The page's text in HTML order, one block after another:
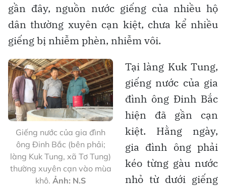
gần đây, nguồn nước giếng của nhiều hộ
dân thường xuyên cạn kiệt, chưa kể nhiều
giếng bị nhiễm phèn, nhiễm vôi.
Giếng nước của gia đình
ông Đinh Bắc (bên phải;
làng Kuk Tung, xã Tơ Tung)
thường xuyên cạn vào mùa
khô. Ảnh: N.S
Tại làng Kuk Tung,
giếng nước của gia
đình ông Đinh Bắc
hiện đã gần cạn
kiệt. Hằng ngày,
gia đình ông phải
kéo từng gàu nước
nhỏ từ dưới giếng